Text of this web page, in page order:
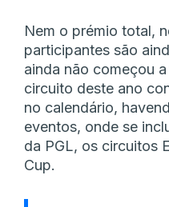
Nem o prémio total,
participantes são
ainda não começou
circuito deste ano
no calendário,
eventos, onde se
da PGL, os circuitos
Cup.